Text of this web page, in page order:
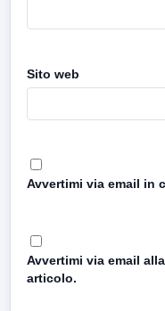
Sito web
Avvertimi via email in
Avvertimi via email
articolo.